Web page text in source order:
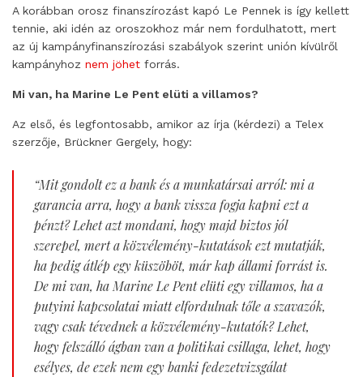
A korábban orosz finanszírozást kapó Le Pennek is így kellett
tennie, aki idén az oroszokhoz már nem fordulhatott, mert
az új kampányfinanszírozási szabályok szerint unión kívülről
kampányhoz nem jöhet forrás.
Mi van, ha Marine Le Pent elüti a villamos?
Az első, és legfontosabb, amikor az írja (kérdezi) a Telex
szerzője, Brückner Gergely, hogy:
“Mit gondolt ez a bank és a munkatársai arról: mi a
garancia arra, hogy a bank vissza fogja kapni ezt a
pénzt? Lehet azt mondani, hogy majd biztos jól
szerepel, mert a közvélemény-kutatások ezt mutatják,
ha pedig átlép egy küszöböt, már kap állami forrást is.
De mi van, ha Marine Le Pent elüti egy villamos, ha a
putyini kapcsolatai miatt elfordulnak tőle a szavazók,
vagy csak tévednek a közvélemény-kutatók? Lehet,
hogy felszálló ágban van a politikai csillaga, lehet, hogy
esélyes, de ezek nem egy banki fedezetvizsgálat